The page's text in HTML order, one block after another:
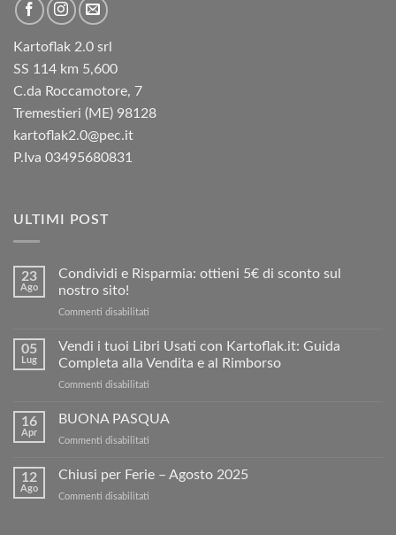
Kartoflak 2.0 srl
SS 114 km 5,600
C.da Roccamotore, 7
Tremestieri (ME) 98128
kartoflak2.0@pec.it
P.Iva 03495680831
ULTIMI POST
23
Ago
Condividi e Risparmia: ottieni 5€ di sconto sul
nostro sito!
Commenti disabilitati
e
Risparmia:
sconto
05
Lug
Vendi i tuoi Libri Usati con Kartoflak.it: Guida
Completa alla Vendita e al Rimborso
Commenti disabilitati
i
tuoi
con
16
Apr
BUONA PASQUA
Commenti disabilitati
PASQUA
12
Ago
Chiusi per Ferie – Agosto 2025
Commenti disabilitati